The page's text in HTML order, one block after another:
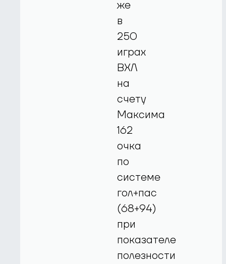
же
в
250
играх
ВХЛ
на
счету
Максима
162
очка
по
системе
гол+пас
(68+94)
при
показателе
полезности